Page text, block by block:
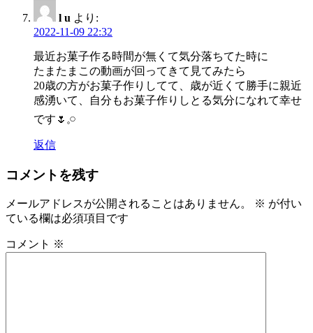
l u より:
2022-11-09 22:32
最近お菓子作る時間が無くて気分落ちてた時に
たまたまこの動画が回ってきて見てみたら
20歳の方がお菓子作りしてて、歳が近くて勝手に親近
感湧いて、自分もお菓子作りしとる気分になれて幸せ
です🌷𓈒𓏸
返信
コメントを残す
メールアドレスが公開されることはありません。 ※ が付い
ている欄は必須項目です
コメント ※